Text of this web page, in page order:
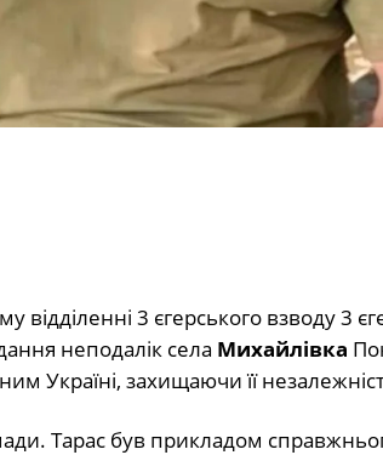
відділенні 3 єгерського взводу 3
неподалік села Михайлівка
Україні, захищаючи її
Тарас був прикладом